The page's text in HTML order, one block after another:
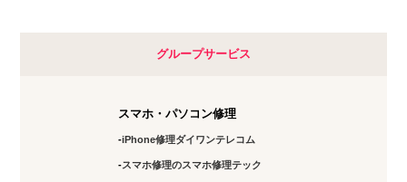
グループサービス
スマホ・パソコン修理
iPhone修理ダイワンテレコム
スマホ修理のスマホ修理テック